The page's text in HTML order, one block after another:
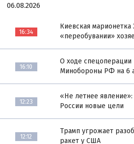
06.08.2026
16:34
Киевская марионетка
«переобувании»
16:10
О ходе спецоперации
Минобороны РФ на 6
12:23
«Не летнее
России новые цели
12:12
Трамп угрожает
ракет у США